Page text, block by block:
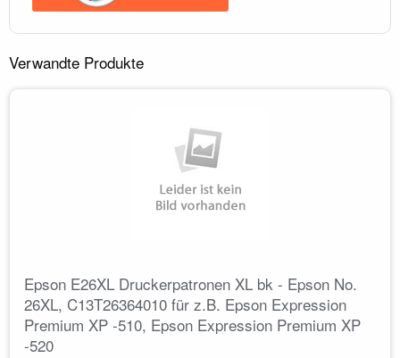
Verwandte Produkte
Epson E26XL Druckerpatronen XL bk - Epson No.
26XL, C13T26364010 für z.B. Epson Expression
Premium XP -510, Epson Expression Premium XP
-520